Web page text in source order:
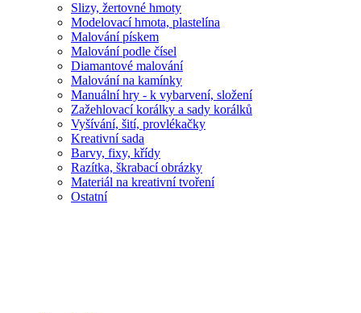
Slizy, žertovné hmoty
Modelovací hmota, plastelína
Malování pískem
Malování podle čísel
Diamantové malování
Malování na kamínky
Manuální hry - k vybarvení, složení
Zažehlovací korálky a sady korálků
Vyšívání, šití, provlékačky
Kreativní sada
Barvy, fixy, křídy
Razítka, škrabací obrázky
Materiál na kreativní tvoření
Ostatní